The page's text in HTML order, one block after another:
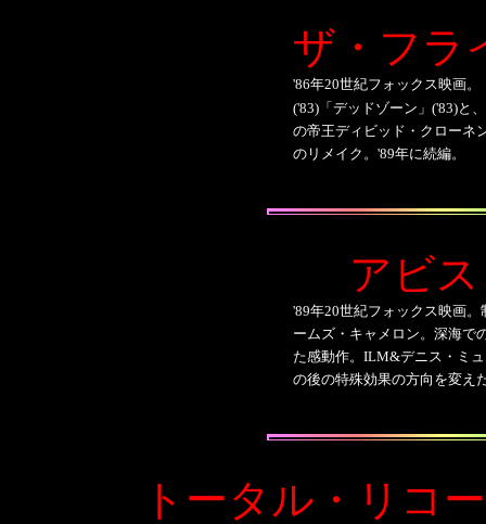
ザ・フラ
'86年20世紀フォックス映画
('83)「デッドゾーン」('83)と、
の帝王ディビッド・クローネ
のリメイク。'89年に続編。
アビス
'89年20世紀フォックス映画。
ームズ・キャメロン。深海で
た感動作。ILM&デニス・ミ
の後の特殊効果の方向を変え
トータル・リコ